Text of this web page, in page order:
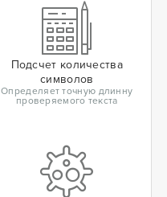
Подсчет количества
символов
Определяет точную длинну
проверяемого текста